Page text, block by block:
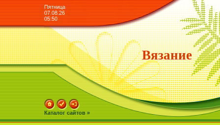
Пятница
07.08.26
05:50
Вязание
Каталог сайтов »